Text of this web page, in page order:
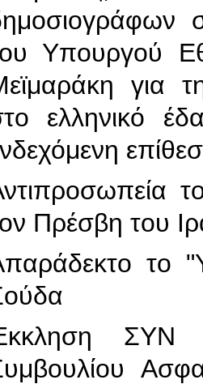
Υπουργού
για
ελληνικό
Πρέσβη του
το
ΣΥΝ